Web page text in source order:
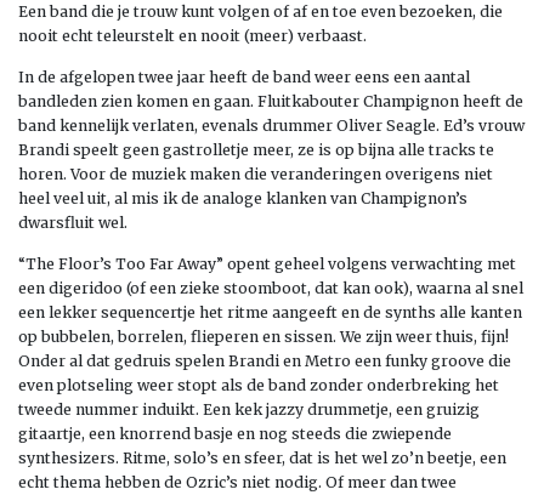
Een band die je trouw kunt volgen of af en toe even bezoeken, die
nooit echt teleurstelt en nooit (meer) verbaast.
In de afgelopen twee jaar heeft de band weer eens een aantal
bandleden zien komen en gaan. Fluitkabouter Champignon heeft de
band kennelijk verlaten, evenals drummer Oliver Seagle. Ed’s vrouw
Brandi speelt geen gastrolletje meer, ze is op bijna alle tracks te
horen. Voor de muziek maken die veranderingen overigens niet
heel veel uit, al mis ik de analoge klanken van Champignon’s
dwarsfluit wel.
“The Floor’s Too Far Away” opent geheel volgens verwachting met
een digeridoo (of een zieke stoomboot, dat kan ook), waarna al snel
een lekker sequencertje het ritme aangeeft en de synths alle kanten
op bubbelen, borrelen, flieperen en sissen. We zijn weer thuis, fijn!
Onder al dat gedruis spelen Brandi en Metro een funky groove die
even plotseling weer stopt als de band zonder onderbreking het
tweede nummer induikt. Een kek jazzy drummetje, een gruizig
gitaartje, een knorrend basje en nog steeds die zwiepende
synthesizers. Ritme, solo’s en sfeer, dat is het wel zo’n beetje, een
echt thema hebben de Ozric’s niet nodig. Of meer dan twee